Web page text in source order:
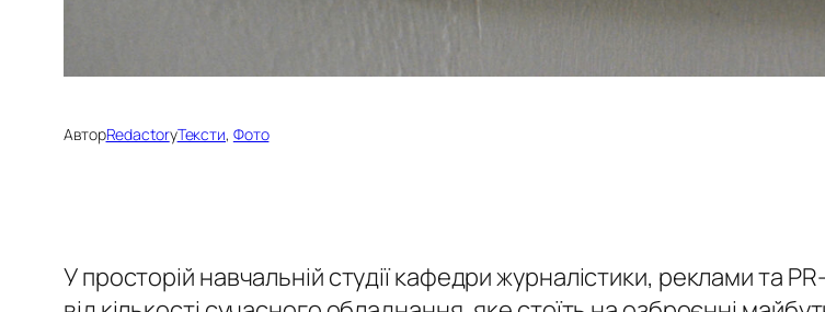
АвторRedactorуТексти, Фото
У просторій навчальній студії кафедри журналістики, реклами та